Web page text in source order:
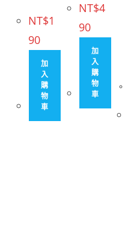
NT$1
90
加
入
購
物
車
NT$4
90
加
入
購
物
車